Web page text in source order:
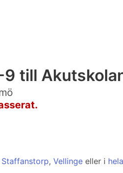
till
Staffanstorp, Vellinge eller i